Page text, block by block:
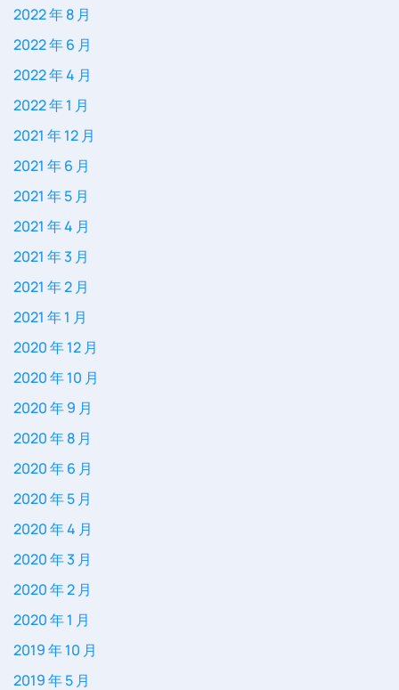
2022 年 8 月
2022 年 6 月
2022 年 4 月
2022 年 1 月
2021 年 12 月
2021 年 6 月
2021 年 5 月
2021 年 4 月
2021 年 3 月
2021 年 2 月
2021 年 1 月
2020 年 12 月
2020 年 10 月
2020 年 9 月
2020 年 8 月
2020 年 6 月
2020 年 5 月
2020 年 4 月
2020 年 3 月
2020 年 2 月
2020 年 1 月
2019 年 10 月
2019 年 5 月